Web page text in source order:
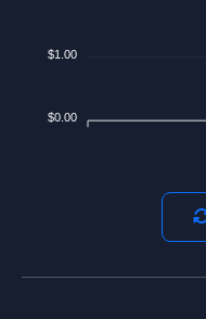
$1.00
$0.00